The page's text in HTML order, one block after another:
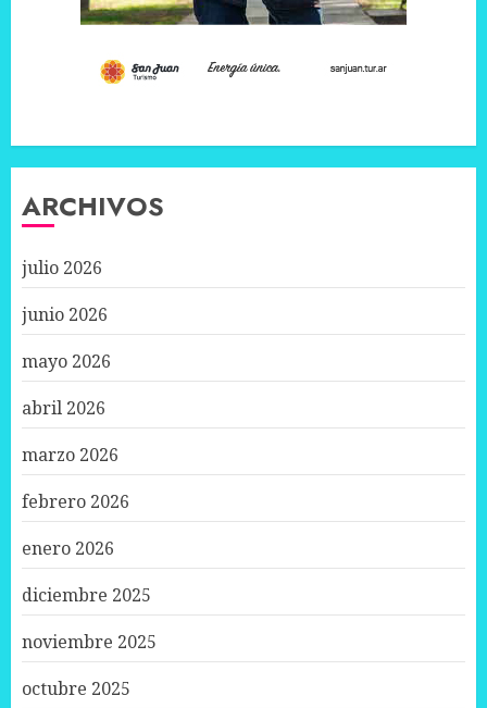
ARCHIVOS
julio 2026
junio 2026
mayo 2026
abril 2026
marzo 2026
febrero 2026
enero 2026
diciembre 2025
noviembre 2025
octubre 2025